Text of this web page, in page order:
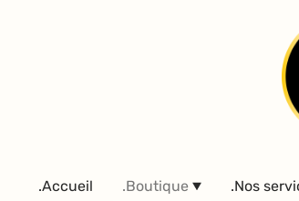
.Accueil .Boutique .Nos